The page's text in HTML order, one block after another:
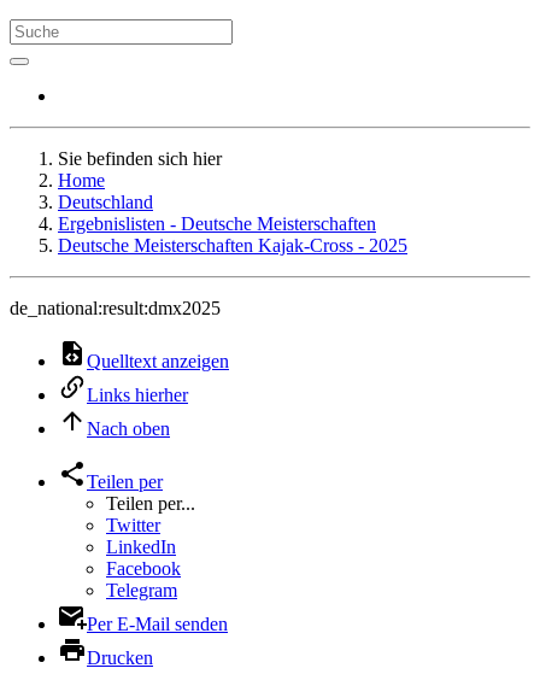
Sie befinden sich hier
Home
Deutschland
Ergebnislisten - Deutsche Meisterschaften
Deutsche Meisterschaften Kajak-Cross - 2025
de_national:result:dmx2025
Quelltext anzeigen
Links hierher
Nach oben
Teilen per
Teilen per...
Twitter
LinkedIn
Facebook
Telegram
Per E-Mail senden
Drucken